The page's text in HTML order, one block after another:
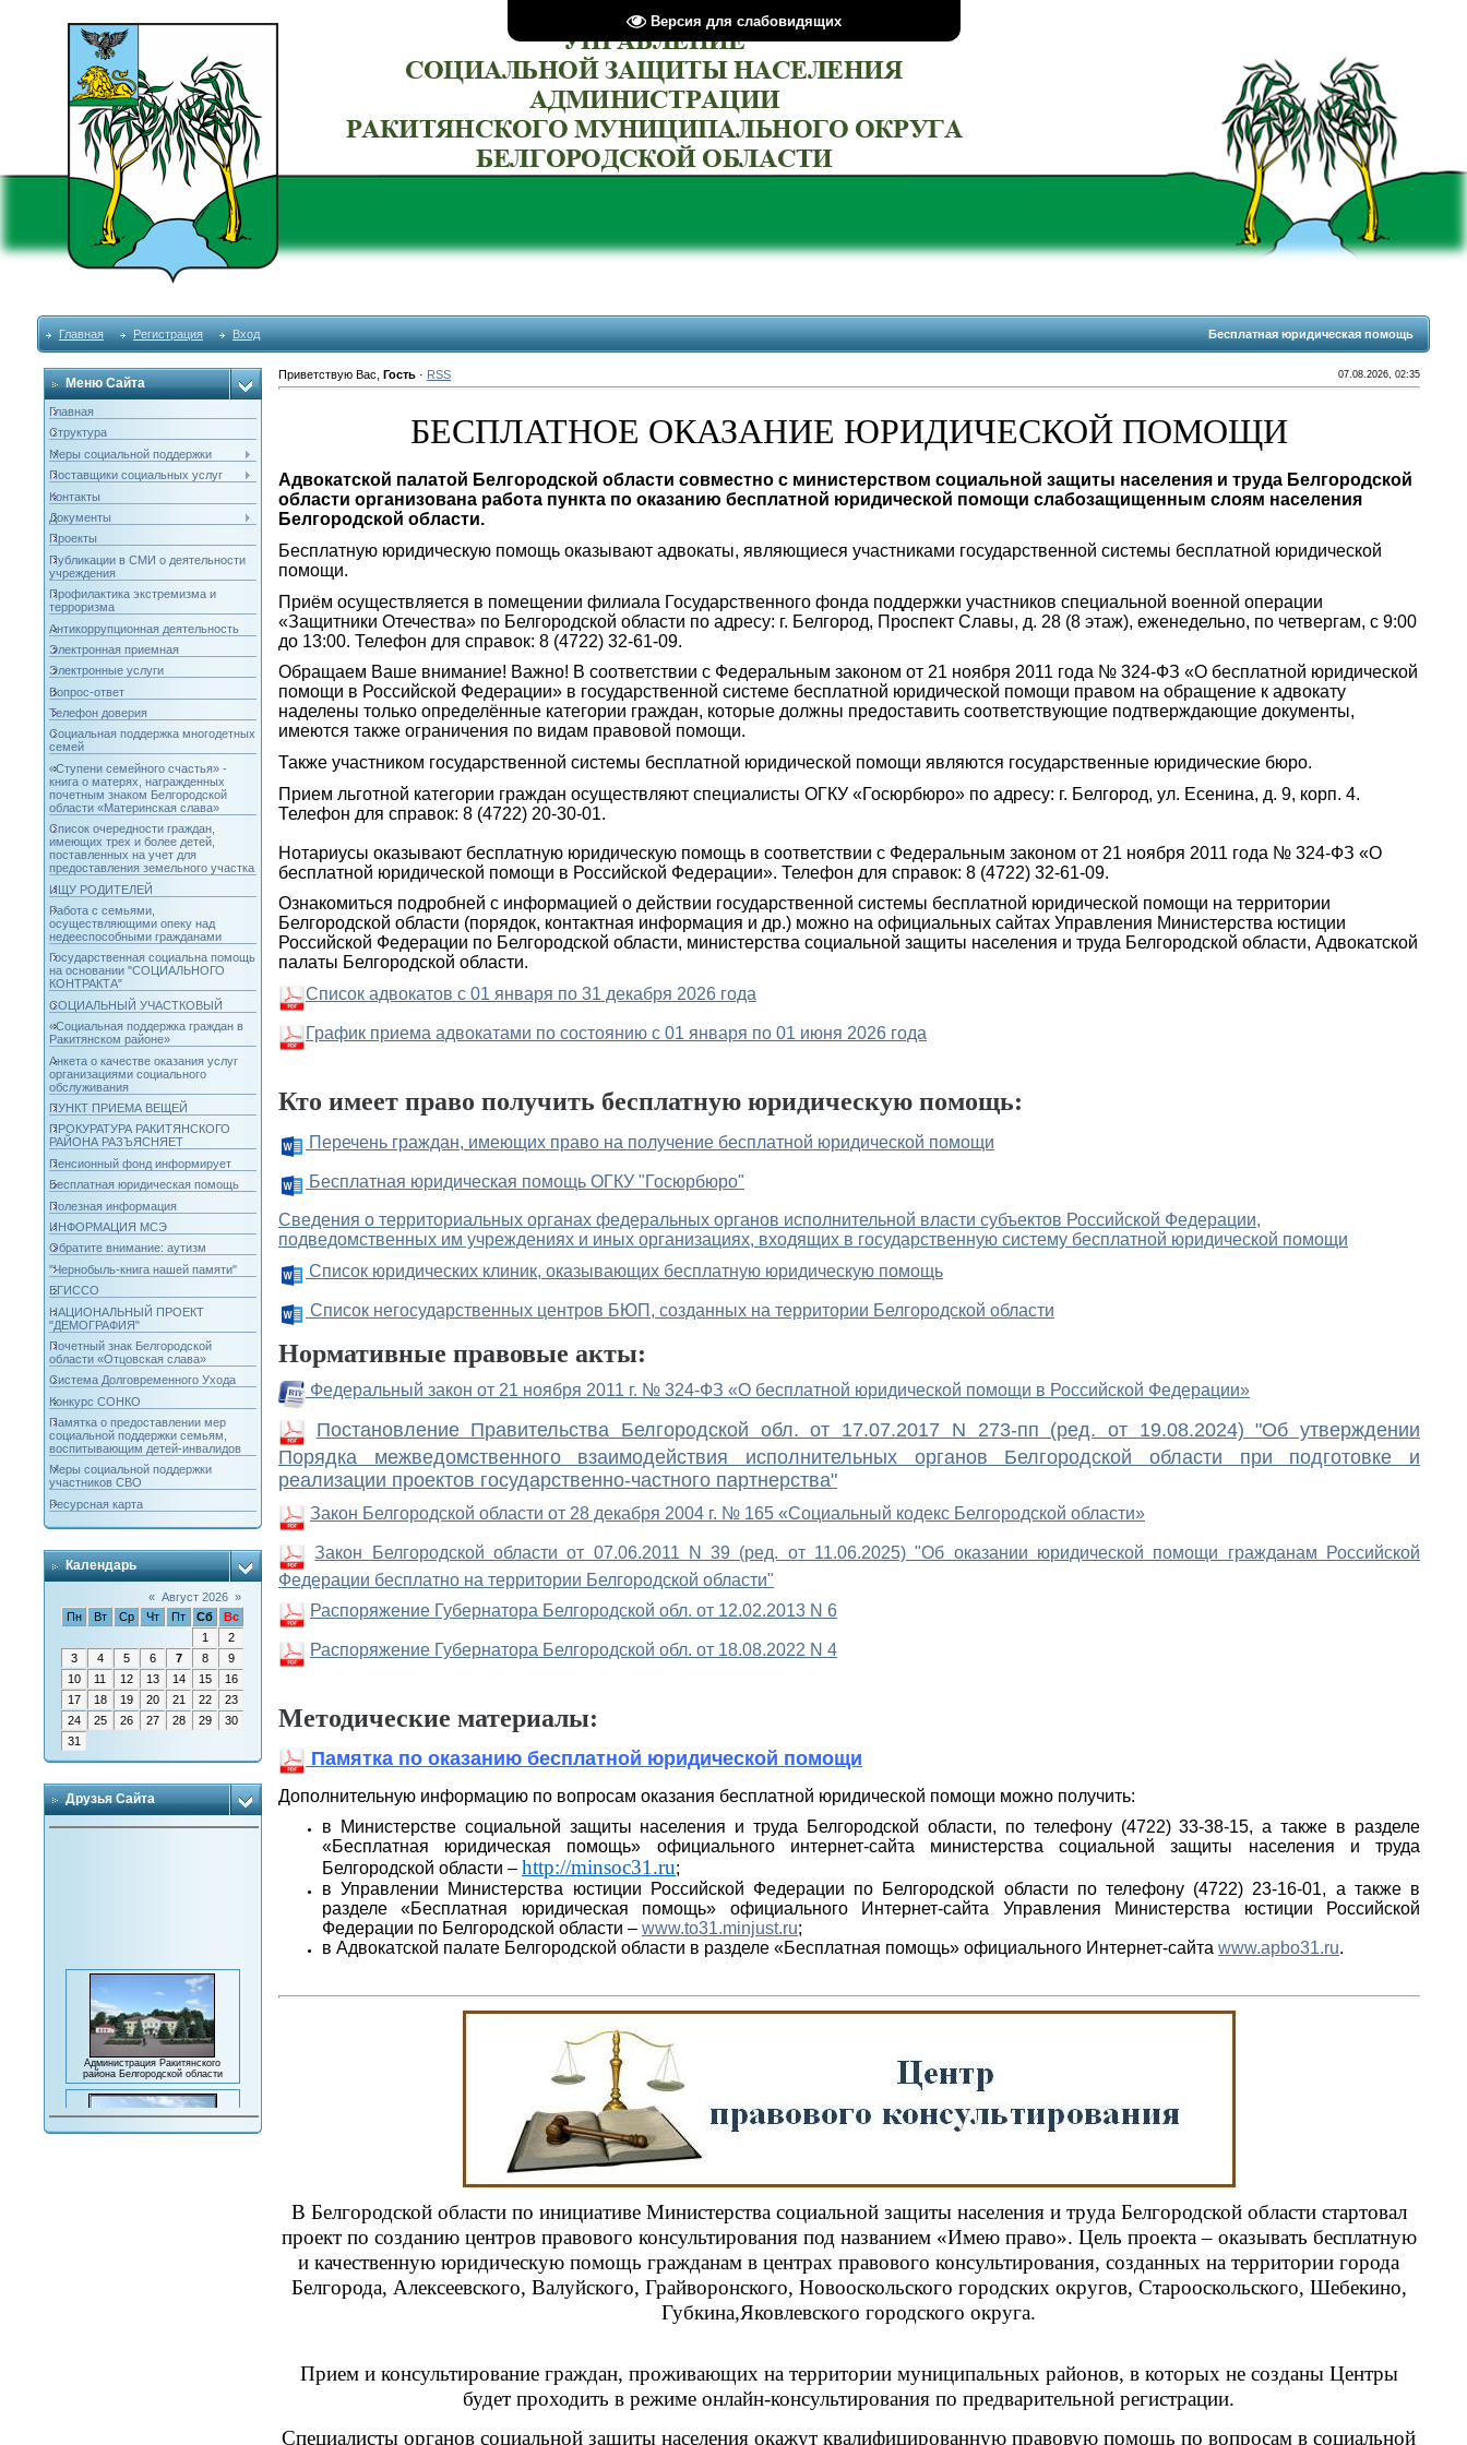
Версия для слабовидящих
Главная Регистрация Вход Бесплатная юридическая помощь
Меню Сайта
Главная
Структура
Меры социальной поддержки
Поставщики социальных услуг
Контакты
Документы
Проекты
Публикации в СМИ о деятельности
учреждения
Профилактика экстремизма и
терроризма
Антикоррупционная деятельность
Электронная приемная
Электронные услуги
Вопрос-ответ
Телефон доверия
Социальная поддержка многодетных
семей
«Ступени семейного счастья» -
книга о матерях, награжденных
почетным знаком Белгородской
области «Материнская слава»
Список очередности граждан,
имеющих трех и более детей,
поставленных на учет для
предоставления земельного участка
ИЩУ РОДИТЕЛЕЙ
Работа с семьями,
осуществляющими опеку над
недееспособными гражданами
Государственная социальна помощь
на основании "СОЦИАЛЬНОГО
КОНТРАКТА"
СОЦИАЛЬНЫЙ УЧАСТКОВЫЙ
«Социальная поддержка граждан в
Ракитянском районе»
Анкета о качестве оказания услуг
организациями социального
обслуживания
ПУНКТ ПРИЕМА ВЕЩЕЙ
ПРОКУРАТУРА РАКИТЯНСКОГО
РАЙОНА РАЗЪЯСНЯЕТ
Пенсионный фонд информирует
Бесплатная юридическая помощь
Полезная информация
ИНФОРМАЦИЯ МСЭ
Обратите внимание: аутизм
"Чернобыль-книга нашей памяти"
ЕГИССО
НАЦИОНАЛЬНЫЙ ПРОЕКТ
"ДЕМОГРАФИЯ"
Почетный знак Белгородской
области «Отцовская слава»
Система Долговременного Ухода
Конкурс СОНКО
Памятка о предоставлении мер
социальной поддержки семьям,
воспитывающим детей-инвалидов
Меры социальной поддержки
участников СВО
Ресурсная карта
Календарь
« Август 2026 »
Пн
Вт Ср Чт Пт Сб
Вс
1
2
3
4 5 6 7 8
9
10
11 12 13 14 15
16
17
18 19 20 21 22
23
24
25 26 27 28 29
30
31
Друзья Сайта
Администрация Ракитянского
района Белгородской области
Приветствую Вас Гость· RSS 07.08.2026, 02:35
БЕСПЛАТНОЕ ОКАЗАНИЕ ЮРИДИЧЕСКОЙ ПОМОЩИ
Адвокатской палатой Белгородской области совместно с министерством социальной защиты населения и труда Белгородской
области организована работа пункта по оказанию бесплатной юридической помощи слабозащищенным слоям населения
Белгородской области.
Бесплатную юридическую помощь оказывают адвокаты, являющиеся участниками государственной системы бесплатной юридической
помощи.
Приём осуществляется в помещении филиала Государственного фонда поддержки участников специальной военной операции
«Защитники Отечества» по Белгородской области по адресу: г. Белгород, Проспект Славы, д. 28 (8 этаж), еженедельно, по четвергам, с 9:00
до 13:00. Телефон для справок: 8 (4722) 32-61-09.
Обращаем Ваше внимание! Важно! В соответствии с Федеральным законом от 21 ноября 2011 года № 324-ФЗ «О бесплатной юридической
помощи в Российской Федерации» в государственной системе бесплатной юридической помощи правом на обращение к адвокату
наделены только определённые категории граждан, которые должны предоставить соответствующие подтверждающие документы,
имеются также ограничения по видам правовой помощи.
Также участником государственной системы бесплатной юридической помощи являются государственные юридические бюро.
Прием льготной категории граждан осуществляют специалисты ОГКУ «Госюрбюро» по адресу: г. Белгород, ул. Есенина, д. 9, корп. 4.
Телефон для справок: 8 (4722) 20-30-01.
Нотариусы оказывают бесплатную юридическую помощь в соответствии с Федеральным законом от 21 ноября 2011 года № 324-ФЗ «О
бесплатной юридической помощи в Российской Федерации». Телефон для справок: 8 (4722) 32-61-09.
Ознакомиться подробней с информацией о действии государственной системы бесплатной юридической помощи на территории
Белгородской области (порядок, контактная информация и др.) можно на официальных сайтах Управления Министерства юстиции
Российской Федерации по Белгородской области, министерства социальной защиты населения и труда Белгородской области, Адвокатской
палаты Белгородской области.
Список адвокатов с 01 января по 31 декабря 2026 года
График приема адвокатами по состоянию с 01 января по 01 июня 2026 года
Кто имеет право получить бесплатную юридическую помощь:
Перечень граждан, имеющих право на получение бесплатной юридической помощи
Бесплатная юридическая помощь ОГКУ "Госюрбюро"
Сведения о территориальных органах федеральных органов исполнительной власти субъектов Российской Федерации,
подведомственных им учреждениях и иных организациях, входящих в государственную систему бесплатной юридической помощи
Список юридических клиник, оказывающих бесплатную юридическую помощь
Список негосударственных центров БЮП, созданных на территории Белгородской области
Нормативные правовые акты:
Федеральный закон от 21 ноября 2011 г. № 324-ФЗ «О бесплатной юридической помощи в Российской Федерации»
Постановление Правительства Белгородской обл. от 17.07.2017 N 273-пп (ред. от 19.08.2024) "Об утверждении
Порядка межведомственного взаимодействия исполнительных органов Белгородской области при подготовке и
реализации проектов государственно-частного партнерства"
Закон Белгородской области от 28 декабря 2004 г. № 165 «Социальный кодекс Белгородской области»
Закон Белгородской области от 07.06.2011 N 39 (ред. от 11.06.2025) "Об оказании юридической помощи гражданам Российской
Федерации бесплатно на территории Белгородской области"
Распоряжение Губернатора Белгородской обл. от 12.02.2013 N 6
Распоряжение Губернатора Белгородской обл. от 18.08.2022 N 4
Методические материалы:
Памятка по оказанию бесплатной юридической помощи
Дополнительную информацию по вопросам оказания бесплатной юридической помощи можно получить:
в Министерстве социальной защиты населения и труда Белгородской области, по телефону (4722) 33-38-15, а также в разделе
«Бесплатная юридическая помощь» официального интернет-сайта министерства социальной защиты населения и труда
Белгородской области – http://minsoc31.ru;
в Управлении Министерства юстиции Российской Федерации по Белгородской области по телефону (4722) 23-16-01, а также в
разделе «Бесплатная юридическая помощь» официального Интернет-сайта Управления Министерства юстиции Российской
Федерации по Белгородской области – www.to31.minjust.ru;
в Адвокатской палате Белгородской области в разделе «Бесплатная помощь» официального Интернет-сайта www.apbo31.ru.
В Белгородской области по инициативе Министерства социальной защиты населения и труда Белгородской области стартовал
проект по созданию центров правового консультирования под названием «Имею право». Цель проекта – оказывать бесплатную
и качественную юридическую помощь гражданам в центрах правового консультирования, созданных на территории города
Белгорода, Алексеевского, Валуйского, Грайворонского, Новооскольского городских округов, Старооскольского, Шебекино,
Губкина,Яковлевского городского округа.
Прием и консультирование граждан, проживающих на территории муниципальных районов, в которых не созданы Центры
будет проходить в режиме онлайн-консультирования по предварительной регистрации.
Специалисты органов социальной защиты населения окажут квалифицированную правовую помощь по вопросам в социальной